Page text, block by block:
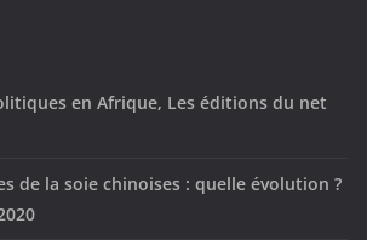
en Afrique, Les éditions du net
de la soie chinoises : quelle évolution ?